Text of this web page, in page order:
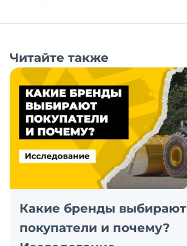
Читайте также
Какие бренды выбирают
покупатели и почему?